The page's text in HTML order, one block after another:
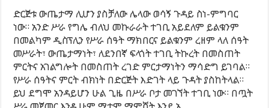
ድርጅቱ ውጤታማ ሊሆን ያስቻለው ሌላው ወሳኝ ጉዳይ ስነ-ምግባር
ነው። አንድ ሥራ የግሌ ብለህ መኩራራት ተገቢ አይደለም ይልቁንም
በመልካም ዲስፕሊን የሥራ ሰዓት ማክበርና ይልቁንም ረዘም ላለ ሰዓት
መሥራት፣ ውጤታማነት፣ ለደንበኛ ፍላጎት ተገቢ ትኩረት በመስጠት
ምርትና አገልግሎት በመስጠት ረገድ ምርታማነትን ማሳድግ ይገባል።
የሥራ ሰዓትና ምርት ብክነት በድርጅት እድገት ላይ ጉዳት ያስከትላል።
ይህ ደግሞ አንዳይሆን ሁል ጊዜ በሥራ ቦታ መገኘት ተገቢ ነው። በጧት